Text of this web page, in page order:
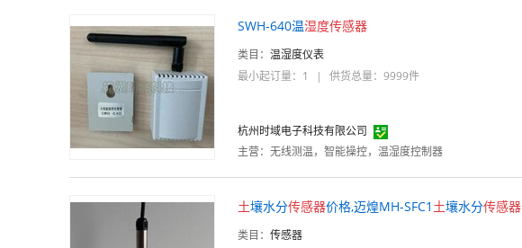
SWH-640温湿度传感器
类目： 温湿度仪表
最小起订量：1
| 供货总量：9999件
杭州时域电子科技有限公司
主营： 无线测温，智能操控，温湿度控制器
土壤水分传感器价格,迈煌MH-SFC1 土壤水分传感器
类目： 传感器